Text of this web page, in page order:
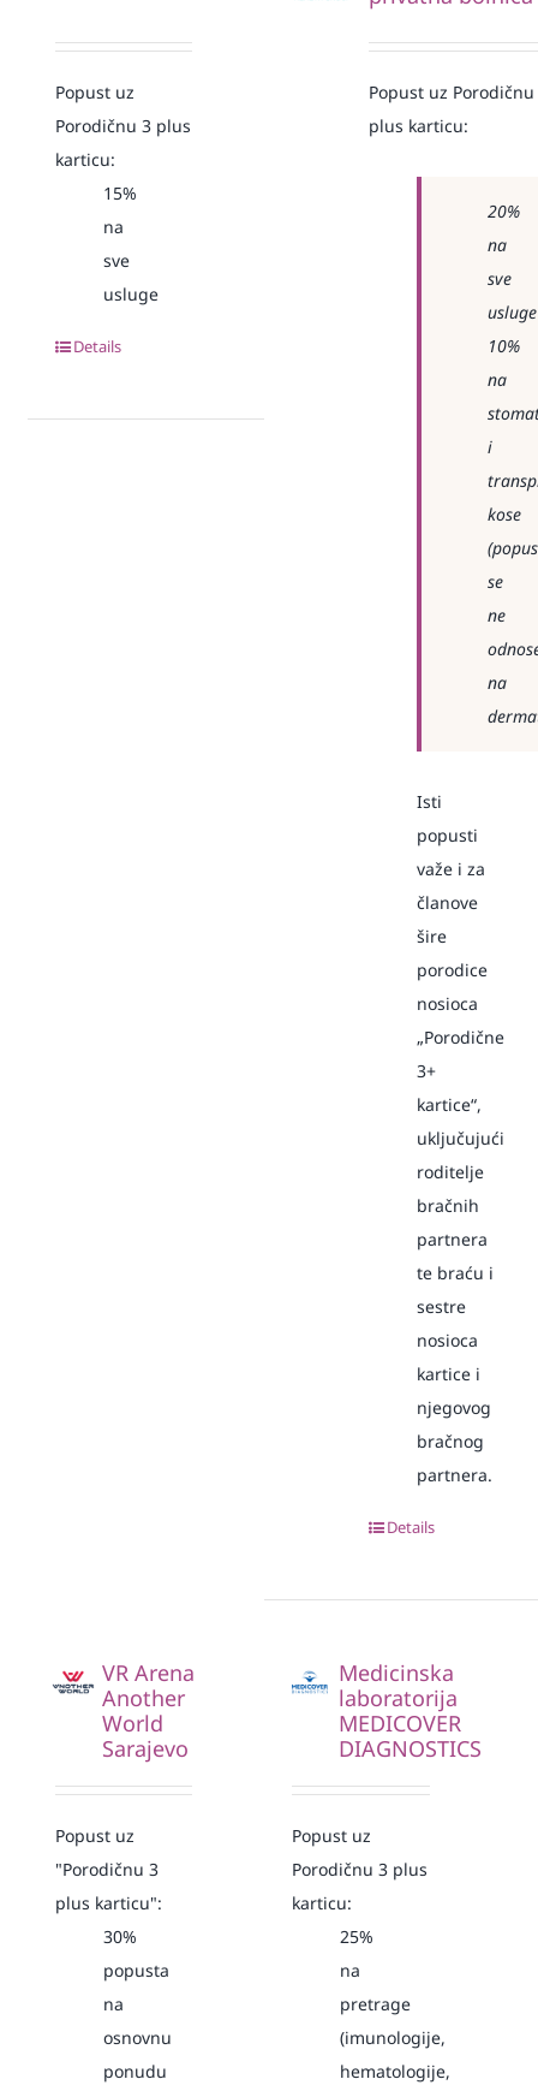
Popust uz
Porodičnu 3 plus
karticu:
15%
na
sve
usluge
Details
Popust uz Porodičnu
plus karticu:
20%
na
sve
usluge
10%
na
i
kose
se
ne
na
Isti
popusti
važe i za
članove
šire
porodice
nosioca
„Porodične
3+
kartice“,
uključujući
roditelje
bračnih
partnera
te braću i
sestre
nosioca
kartice i
njegovog
bračnog
partnera.
Details
VR Arena
Another
World
Sarajevo
Popust uz
"Porodičnu 3
plus karticu":
30%
popusta
na
osnovnu
ponudu
Medicinska
laboratorija
MEDICOVER
DIAGNOSTICS
Popust uz
Porodičnu 3 plus
karticu:
25%
na
pretrage
(imunologije,
hematologije,